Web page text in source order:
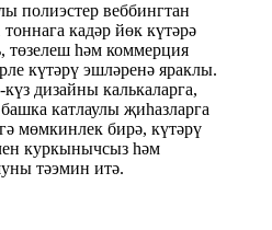
полиэстер веббингтан
кадәр йөк күтәрә
төзелеш һәм коммерция
күтәрү эшләренә яраклы.
дизайны калькаларга,
катлаулы җиһазларга
мөмкинлек бирә, күтәрү
куркынычсыз һәм
тәэмин итә.